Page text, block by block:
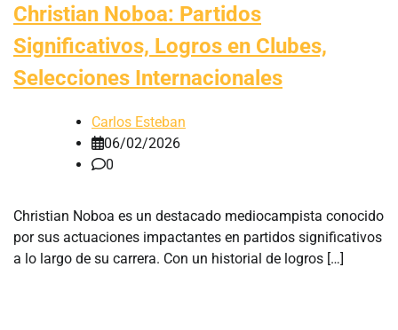
Christian Noboa: Partidos
Significativos, Logros en Clubes,
Selecciones Internacionales
Carlos Esteban
06/02/2026
0
Christian Noboa es un destacado mediocampista conocido
por sus actuaciones impactantes en partidos significativos
a lo largo de su carrera. Con un historial de logros […]